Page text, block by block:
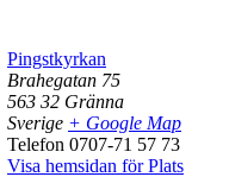
Pingstkyrkan
Brahegatan 75
563 32 Gränna
Sverige + Google Map
Telefon 0707-71 57 73
Visa hemsidan för Plats